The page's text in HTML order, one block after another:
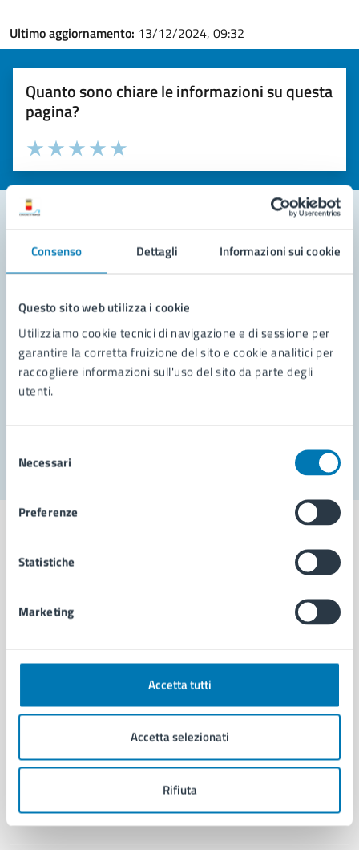
Consenso Dettagli Informazioni sui cookie
Questo sito web utilizza i cookie
Utilizziamo cookie tecnici di navigazione e di sessione per
garantire la corretta fruizione del sito e cookie analitici per
raccogliere informazioni sull'uso del sito da parte degli
utenti.
delNecessari
Preferenze
Statistiche
Marketing
Accetta tutti
Accetta selezionati
Rifiuta
Ultimo aggiornamento: 13/12/2024, 09:32
Quanto sono chiare le informazioni su questa
pagina?
Valuta la chiarezza delle informazioni (da 1 a 5 stelle)
Seleziona il numero di stelle per valutare la chiarezza delle
Valuta 5 stelle su 5
Valuta 4 stelle su 5
Valuta 3 stelle su 5
Valuta 2 stelle su 5
Valuta 1 stelle su 5
Contatta il comune
Richiedi assistenza
Prenota appuntamento
Problemi in città
Aree amministrative
Uffici
Politici
Intranet, posta aziendale e protocollo